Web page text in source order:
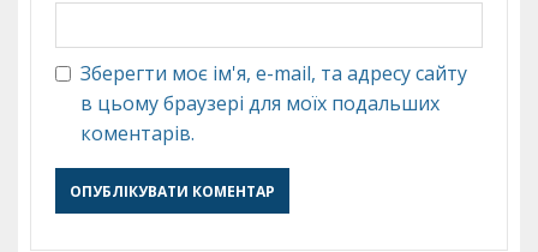
Зберегти моє ім'я, e-mail, та адресу сайту
в цьому браузері для моїх подальших
коментарів.